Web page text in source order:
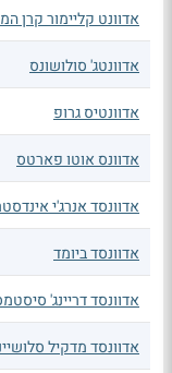
אדוונט קליימור קרן
אדוונטג' סולושונס
אדוונטיס גרופ
אדוונס אוטו פארטס
אדוונסד אנרג'י
אדוונסד ביומד
אדוונסד דריינג'
אדוונסד מדקיל